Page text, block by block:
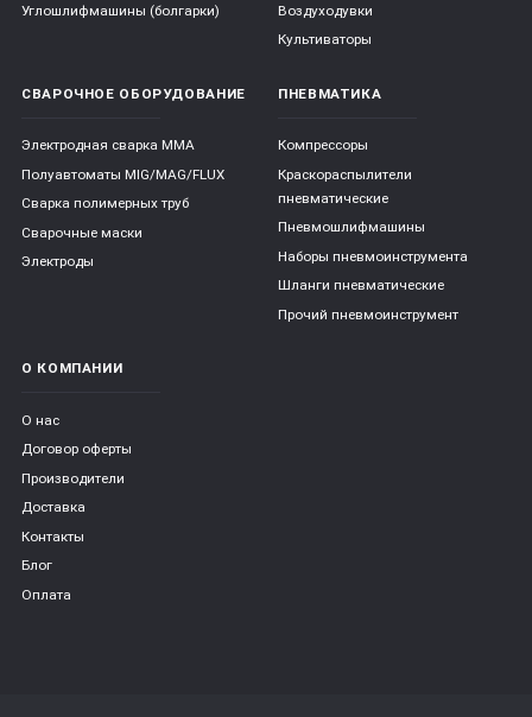
Углошлифмашины (болгарки)
Воздуходувки
Культиваторы
СВАРОЧНОЕ ОБОРУДОВАНИЕ
Электродная сварка ММА
Полуавтоматы MIG/MAG/FLUX
Сварка полимерных труб
Сварочные маски
Электроды
ПНЕВМАТИКА
Компрессоры
Краскораспылители
пневматические
Пневмошлифмашины
Наборы пневмоинструмента
Шланги пневматические
Прочий пневмоинструмент
О КОМПАНИИ
О нас
Договор оферты
Производители
Доставка
Контакты
Блог
Оплата